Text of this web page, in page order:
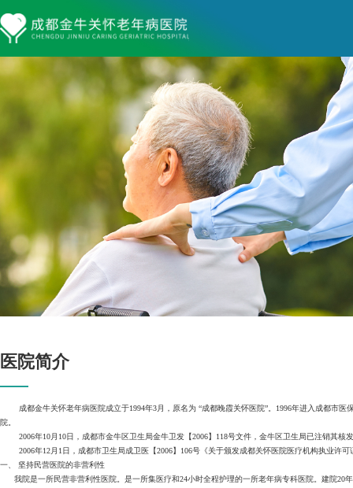
医院简介
成都金牛关怀老年病医院成立于1994年3月，原名为 “成都晚霞关怀医院”。1996年进入成都市医
院。
2006年10月10日，成都市金牛区卫生局金牛卫发【2006】118号文件，金牛区卫生局已注销其核
2006年12月1日，成都市卫生局成卫医【2006】106号《关于颁发成都关怀医院医疗机构执业许
一、 坚持民营医院的非营利性
我院是一所民营非营利性医院。是一所集医疗和24小时全程护理的一所老年病专科医院。建院20